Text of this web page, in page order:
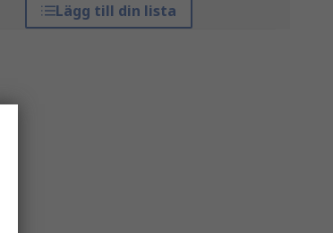
Lägg till din lista